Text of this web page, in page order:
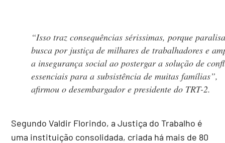
“Isso traz consequências sérissimas, porque
busca por justiça de milhares de trabalhadores e
a insegurança social ao postergar a solução de
essenciais para a subsistência de muitas famílias”,
afirmou o desembargador e presidente do TRT-2.
Segundo Valdir Florindo, a Justiça do Trabalho é
uma instituição consolidada, criada há mais de 80